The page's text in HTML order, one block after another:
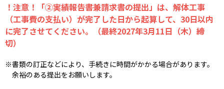
！注意！「②実績報告書兼請求書の提出」は、解体工事
（工事費の支払い）が完了した日から起算して、30日以内
に完了させてください。（最終2027年3月11日（木）締
切）
書類の訂正などにより、手続きに時間がかかる場合があります。
余裕のある提出をお願いします。